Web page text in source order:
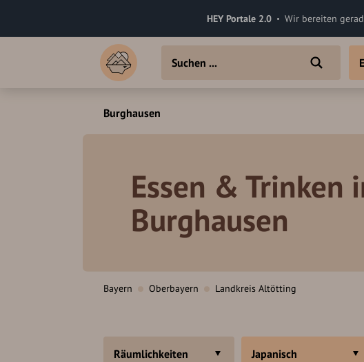
HEY Portale 2.0 Wir bereiten
Burghausen
Essen & Trinken
Burghausen
Bayern Oberbayern Landkreis Altötting
Räumlichkeiten Japanisch